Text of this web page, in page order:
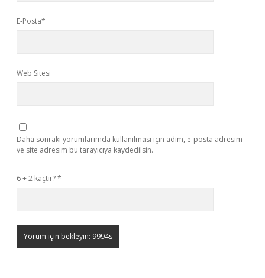
E-Posta*
Web Sitesi
Daha sonraki yorumlarımda kullanılması için adım, e-posta adresim
ve site adresim bu tarayıcıya kaydedilsin.
6 + 2 kaçtır?*